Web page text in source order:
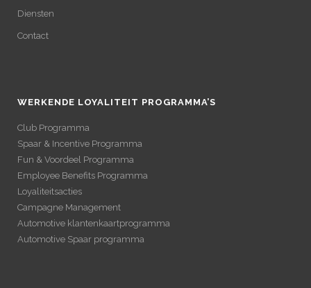
Diensten
Contact
WERKENDE LOYALITEIT PROGRAMMA’S
Club Programma
Spaar & Incentive Programma
Fun & Voordeel Programma
Employee Benefits Programma
Loyaliteitsacties
Campagne Management
Automotive klantenkaartprogramma
Automotive Spaar programma